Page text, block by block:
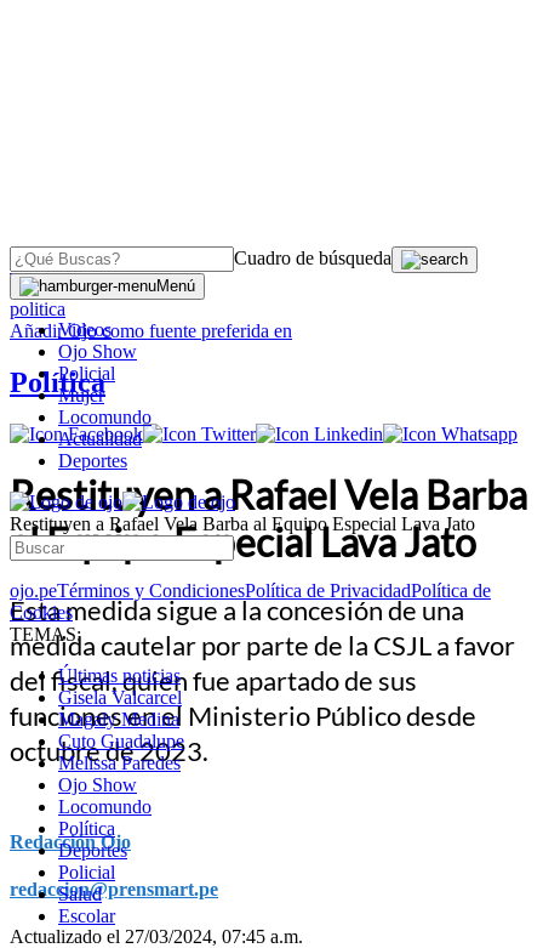
Cuadro de búsqueda
Menú
Videos
Ojo Show
Policial
Mujer
Locomundo
Actualidad
Deportes
Restituyen a Rafael Vela Barba al Equipo Especial Lava Jato
ojo.peTérminos y CondicionesPolítica de PrivacidadPolítica de
Cookies
TEMAS:
Últimas noticias
Gisela Valcarcel
Magaly Medina
Cuto Guadalupe
Melissa Paredes
Ojo Show
Locomundo
Política
Deportes
Policial
Salud
Escolar
OJO
politica
AñadirOjocomo fuente preferida en
Política
Restituyen a Rafael Vela Barba
al Equipo Especial Lava Jato
Esta medida sigue a la concesión de una
medida cautelar por parte de la CSJL a favor
del fiscal, quien fue apartado de sus
funciones en el Ministerio Público desde
octubre de 2023.
Redacción Ojo
redaccion@prensmart.pe
Actualizado el 27/03/2024, 07:45 a.m.